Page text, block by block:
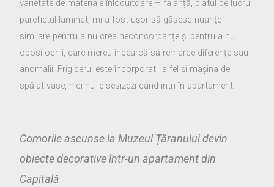
varietate de materiale înlocuitoare – faianță, blatul de lucru,
parchetul laminat, mi-a fost ușor să găsesc nuanțe
similare pentru a nu crea neconcordanțe și pentru a nu
obosi ochii, care mereu încearcă să remarce diferențe sau
anomalii. Frigiderul este încorporat, la fel și mașina de
spălat vase, nici nu le sesizezi când intri în apartament!
Comorile ascunse la Muzeul Țăranului devin
obiecte decorative într-un apartament din
Capitală